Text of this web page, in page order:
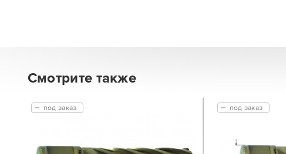
Смотрите также
под заказ под заказ